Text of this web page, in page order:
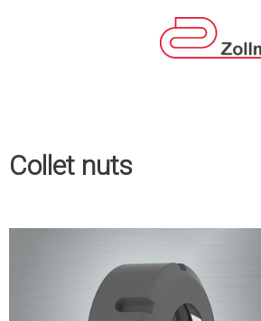
Collet nuts